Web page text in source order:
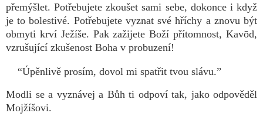
přemýšlet. Potřebujete zkoušet sami sebe, dokonce i když
je to bolestivé. Potřebujete vyznat své hříchy a znovu být
obmyti krví Ježíše. Pak zažijete Boží přítomnost, Kavōd,
vzrušující zkušenost Boha v probuzení!
“Úpěnlivě prosím, dovol mi spatřit tvou slávu.”
Modli se a vyznávej a Bůh ti odpoví tak, jako odpověděl
Mojžíšovi.